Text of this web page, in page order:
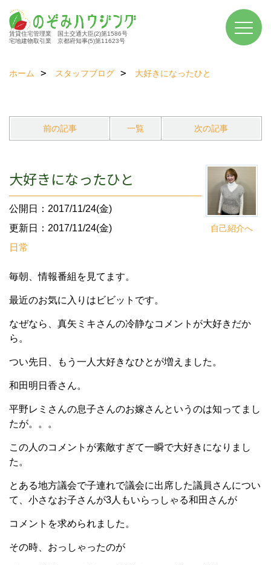
賃貸住宅管理業 国土交通大臣(2)第1586号
宅地建物取引業 京都府知事(5)第11623号
ホーム スタッフブログ 大好きになったひと
前の記事 一覧 次の記事
自己紹介へ
大好きになったひと
公開日：2017/11/24(金)
更新日：2017/11/24(金)
日常
毎朝、情報番組を見てます。
最近のお気に入りはビビットです。
なぜなら、真矢ミキさんの冷静なコメントが大好きだか
ら。
つい先日、もう一人大好きなひとが増えました。
和田明日香さん。
平野レミさんの息子さんのお嫁さんというのは知ってまし
たが。。。
この人のコメントが素敵すぎて一瞬で大好きになりまし
た。
とある地方議会で子連れで議会に出席した議員さんについ
て、小さなお子さんが3人もいらっしゃる和田さんが
コメントを求められました。
その時、おっしゃったのが